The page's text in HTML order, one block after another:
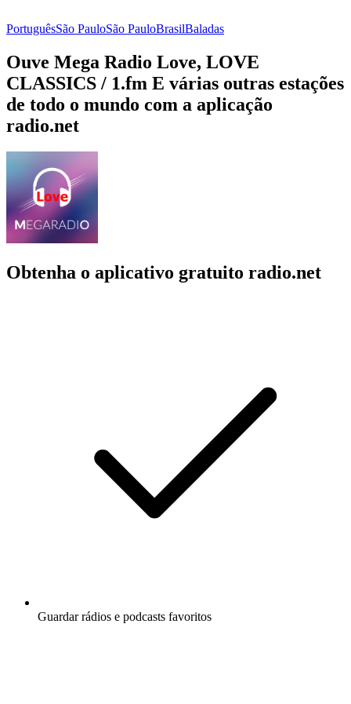
PortuguêsSão PauloSão PauloBrasilBaladas
Ouve Mega Radio Love, LOVE
CLASSICS / 1.fm E várias outras estações
de todo o mundo com a aplicação
radio.net
Obtenha o aplicativo gratuito radio.net
Guardar rádios e podcasts favoritos